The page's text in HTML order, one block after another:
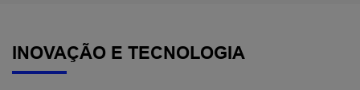
INOVAÇÃO E TECNOLOGIA